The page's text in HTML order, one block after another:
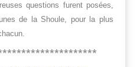
questions furent posées,
de la Shoule, pour la plus